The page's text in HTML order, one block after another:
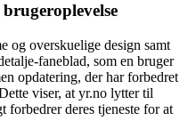
og overskuelige design samt
faneblad, som en bruger
opdatering, der har forbedret
viser, at yr.no lytter til
forbedrer deres tjeneste for at